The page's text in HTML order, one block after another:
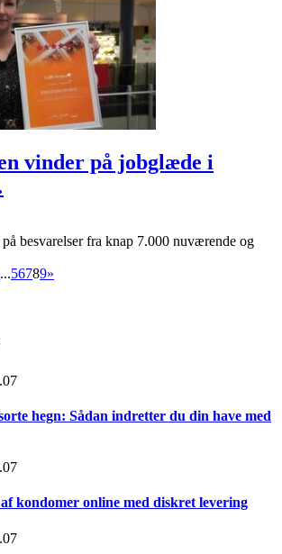
vinder på jobglæde i
på besvarelser fra knap 7.000 nuværende og
...56789»
hegn: Sådan indretter du din have med
kondomer online med diskret levering